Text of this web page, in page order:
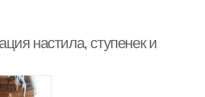
настила, ступенек и